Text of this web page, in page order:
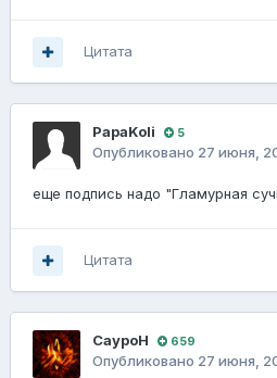
Цитата
PapaKoli 5
Опубликовано 27 июня,
еще подпись надо "Гламурная
Цитата
СауроН 659
Опубликовано 27 июня,